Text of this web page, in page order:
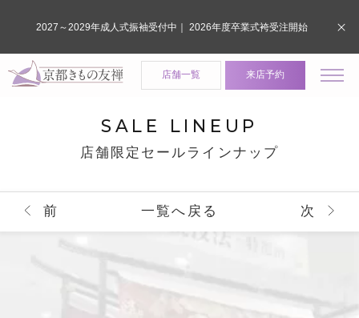
店舗一覧 来店予約
SALE LINEUP
店舗限定セールラインナップ
前 一覧へ戻る 次
2027～2029年成人式振袖受付中｜ 2026年度卒業式袴受注開始